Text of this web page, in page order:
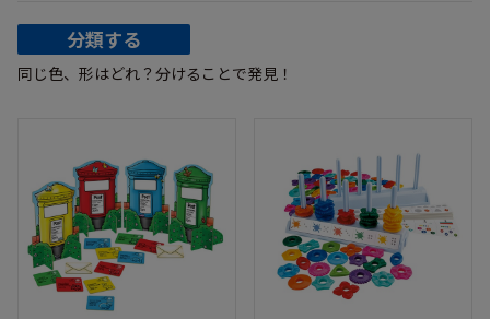
分類する
同じ色、形はどれ？分けることで発見！